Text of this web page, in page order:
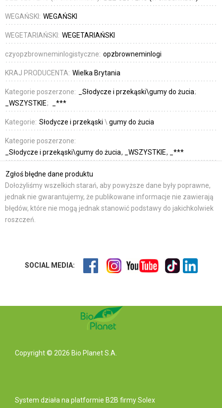
WEGAŃSKI: WEGAŃSKI
WEGETARIAŃSKI: WEGETARIAŃSKI
czyopzbrowneminlogistyczne: opzbrowneminlogi
KRAJ PRODUCENTA: Wielka Brytania
Kategorie poszerzone:
_Słodycze i przekąski\gumy do żucia
_WSZYSTKIE
_***
Kategorie: Słodycze i przekąski \ gumy do żucia
Kategorie poszerzone:
_Słodycze i przekąski\gumy do żucia
_WSZYSTKIE _***
Zgłoś błędne dane produktu
Dołożyliśmy wszelkich starań, aby powyższe dane były poprawne,
jednak nie gwarantujemy, że publikowane informacje nie zawierają
błędów, które nie mogą jednak stanowić podstawy do jakichkolwiek
roszczeń.
SOCIAL MEDIA:
Copyright © 2026 Bio Planet S.A.
System działa na platformie B2B firmy Solex